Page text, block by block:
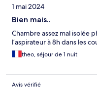
1 mai 2024
Bien mais..
Chambre assez mal isolée
l’aspirateur à 8h dans les
theo, séjour de 1 nuit
Avis vérifié